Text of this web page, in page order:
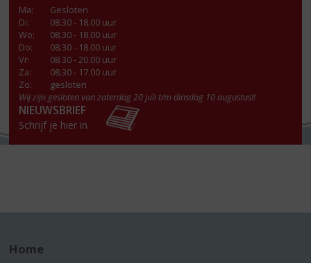
Ma:
Gesloten
Di:
08.30 - 18.00 uur
Wo:
08.30 - 18.00 uur
Do:
08.30 - 18.00 uur
Vr:
08.30 - 20.00 uur
Za:
08.30 - 17.00 uur
Zo:
gesloten
Wij zijn gesloten van zaterdag 20 juli t/m dinsdag 10 augustus!!
NIEUWSBRIEF
Schrijf je hier in
Home